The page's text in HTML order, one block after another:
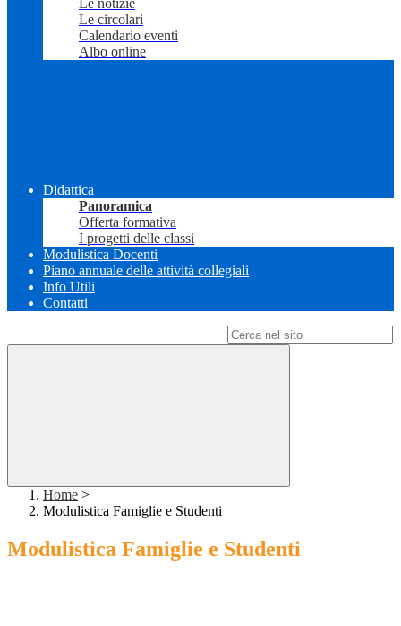
Le notizie
Le circolari
Calendario eventi
Albo online
Didattica
Panoramica
Offerta formativa
I progetti delle classi
Modulistica Docenti
Piano annuale delle attività collegiali
Info Utili
Contatti
Home >
Modulistica Famiglie e Studenti
Modulistica Famiglie e Studenti